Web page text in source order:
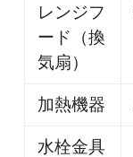
レンジフ
ード（換
気扇）
加熱機器
水栓金具